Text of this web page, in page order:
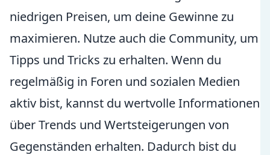
niedrigen Preisen, um deine Gewinne zu
maximieren. Nutze auch die Community, um
Tipps und Tricks zu erhalten. Wenn du
regelmäßig in Foren und sozialen Medien
aktiv bist, kannst du wertvolle Informationen
über Trends und Wertsteigerungen von
Gegenständen erhalten. Dadurch bist du